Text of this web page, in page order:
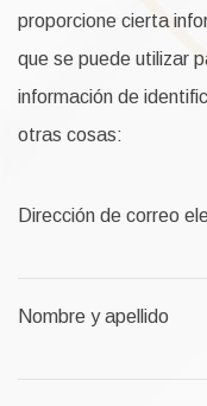
proporcione cierta
que se puede utilizar
información de
otras cosas:
Dirección de correo
Nombre y apellido